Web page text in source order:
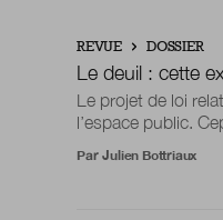
REVUE DOSSIER
Le deuil : cette
Le projet de loi
l’espace public.
Par Julien Bottriaux